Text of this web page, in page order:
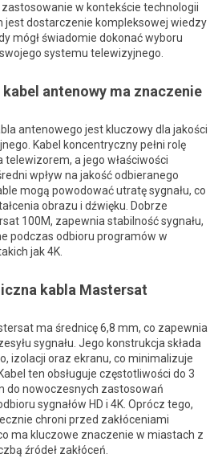
w kontekście technologii
jest dostarczenie kompleksowej wiedzy
mógł świadomie dokonać wyboru
systemu telewizyjnego.
kabel antenowy ma znaczenie
antenowego jest kluczowy dla jakości
Kabel koncentryczny pełni rolę
telewizorem, a jego właściwości
wpływ na jakość odbieranego
mogą powodować utratę sygnału, co
obrazu i dźwięku. Dobrze
100M, zapewnia stabilność sygnału,
podczas odbioru programów w
jak 4K.
kabla Mastersat
ma średnicę 6,8 mm, co zapewnia
sygnału. Jego konstrukcja składa
izolacji oraz ekranu, co minimalizuje
ten obsługuje częstotliwości do 3
do nowoczesnych zastosowań
sygnałów HD i 4K. Oprócz tego,
chroni przed zakłóceniami
ma kluczowe znaczenie w miastach z
źródeł zakłóceń.